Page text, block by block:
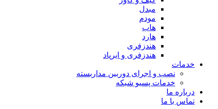
مبدل
مودم
هاب
هارد
هندزفری
هندزفری و ایرپاد
خدمات
نصب و اجرای دوربین مداربسته
خدمات پسیو شبکه
درباره ما
تماس با ما